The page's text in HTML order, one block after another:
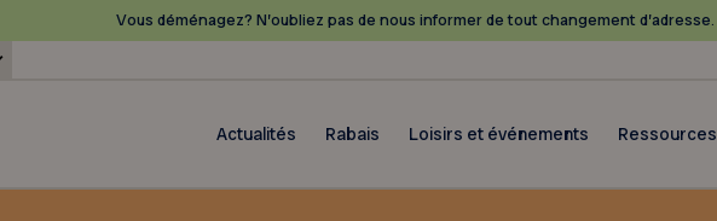
Vous déménagez? N’oubliez pas de nous informer de tout changement d’adresse.
Actualités Rabais Loisirs et événements Ressources